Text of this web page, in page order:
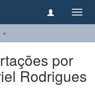
por
Rodrigues